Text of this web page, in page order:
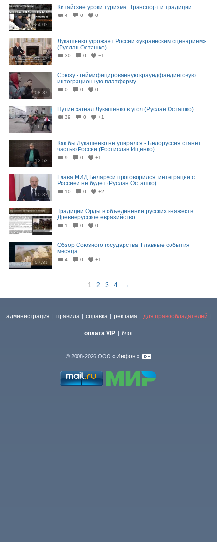
24:02
Китайские уроки туризма. Транспорт и традиции
4 0 0
10:12
Лукашенко угрожает России «украинским сценарием»
(Руслан Осташко)
30 0 −1
08:37
Союзу - геймифицированную краундфандинговую
интеграционную платформу
0 0 0
16:05
Путин загнал Лукашенко в угол (Руслан Осташко)
39 0 +1
12:53
Как бы Лукашенко не упирался - Белоруссия станет
частью России (Ростислав Ищенко)
9 0 +1
10:32
Глава МИД Беларуси проговорился: интеграции с
Россией не будет (Руслан Осташко)
10 0 +2
19:50
Традиции Орды в объединении русских княжеств.
Древнерусское евразийство
1 0 0
07:31
Обзор Союзного государства. Главные события
месяца
4 0 +1
1 2 3 4 →
администрация | правила | справка | реклама | для правообладателей |
оплата VIP | блог
© 2008-2026 ООО « Инфон »